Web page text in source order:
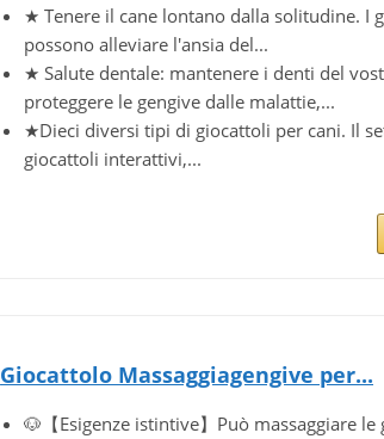
★ Tenere il cane lontano dalla solitudine. I
possono alleviare l'ansia del...
★ Salute dentale: mantenere i denti del
proteggere le gengive dalle malattie,...
★Dieci diversi tipi di giocattoli per cani. Il
giocattoli interattivi,...
Giocattolo Massaggiagengive per...
🐶【Esigenze istintive】Può massaggiare